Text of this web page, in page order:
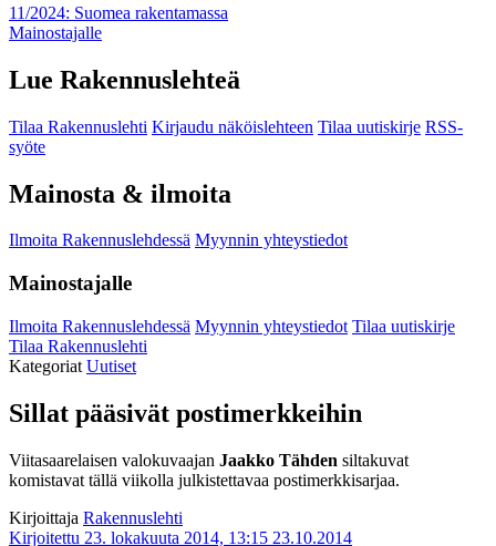
11/2024: Suomea rakentamassa
Mainostajalle
Lue Rakennuslehteä
Tilaa Rakennuslehti Kirjaudu näköislehteen Tilaa uutiskirje RSS-
syöte
Mainosta & ilmoita
Ilmoita Rakennuslehdessä Myynnin yhteystiedot
Mainostajalle
Ilmoita Rakennuslehdessä Myynnin yhteystiedot Tilaa uutiskirje
Tilaa Rakennuslehti
Kategoriat Uutiset
Sillat pääsivät postimerkkeihin
Viitasaarelaisen valokuvaajan Jaakko Tähden siltakuvat
komistavat tällä viikolla julkistettavaa postimerkkisarjaa.
Kirjoittaja Rakennuslehti
Kirjoitettu 23. lokakuuta 2014, 13:15 23.10.2014